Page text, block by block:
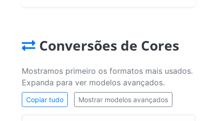
Conversões de Cores
Mostramos primeiro os formatos mais usados.
Expanda para ver modelos avançados.
Copiar tudo Mostrar modelos avançados